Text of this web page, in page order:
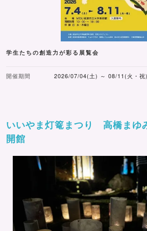
学生たちの創造力が彩る展覧会
開催期間 2026/07/04(土) ～ 08/11(火・祝)
いいやま灯篭まつり 高橋まゆ
開館